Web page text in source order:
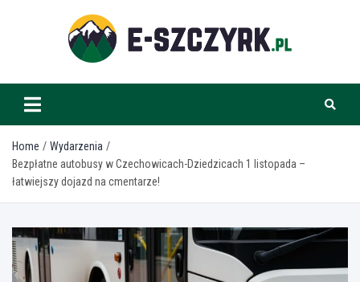
e-szczyrk.pl
Home
Wydarzenia
Bezpłatne autobusy w Czechowicach-Dziedzicach 1 listopada –
łatwiejszy dojazd na cmentarze!